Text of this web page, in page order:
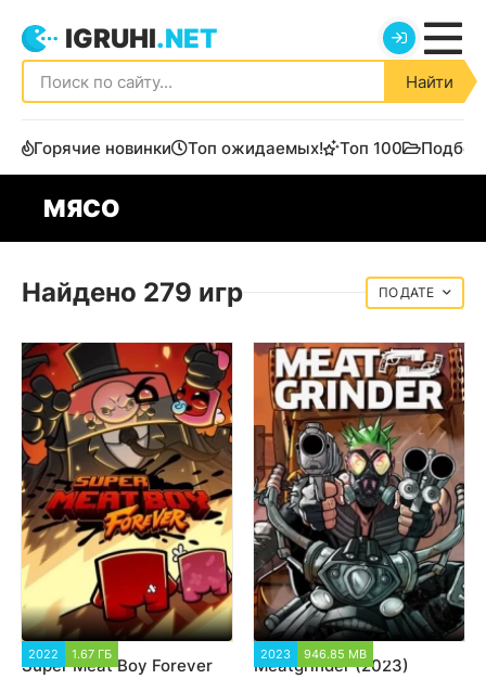
IGRUHI.NET
Найти
Горячие новинки Топ ожидаемых! Топ 100
МЯСО
Найдено 279 игр ДАТЕ
2022 1.67 ГБ
Super Meat Boy Forever
2023 946.85 MB 2 140
Meatgrinder (2023)